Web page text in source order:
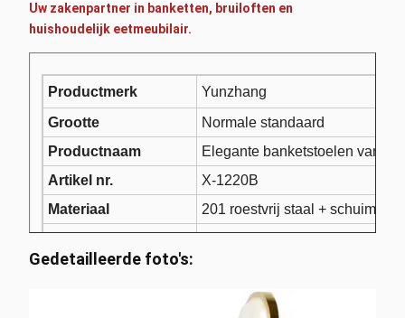
Uw zakenpartner in banketten, bruiloften en
huishoudelijk eetmeubilair.
Productmerk
Yunzhang
Grootte
Normale standaard
Productnaam
Elegante banketstoelen van
Artikel nr.
X-1220B
Materiaal
201 roestvrij staal +
Dichtheid van de
buis
Gold / Rose Gold / Originele.
Gedetailleerde foto's: